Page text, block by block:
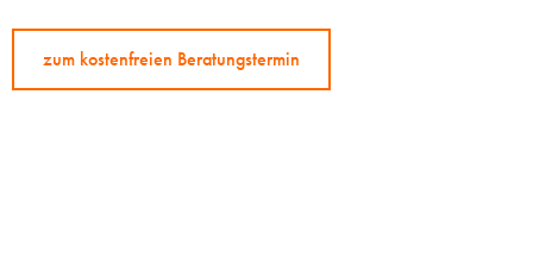
zum kostenfreien Beratungstermin